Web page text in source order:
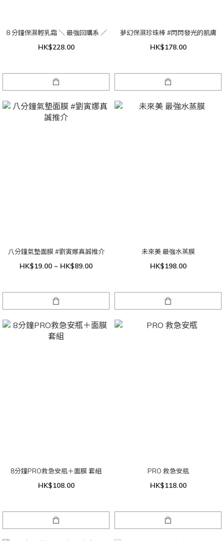
８分鐘保濕輕乳霜 ＼ 最強回購系 ／
HK$228.00
夢幻保濕珍珠棒 #閃閃發光的肌膚
HK$178.00
八分鐘氣墊面膜 #劉寅娜真誠推介
HK$19.00 ~ HK$89.00
未來美 最強水蒸膜
HK$198.00
8分鐘PRO救急安瓶＋面膜 套組
HK$108.00
PRO 救急安瓶
HK$118.00